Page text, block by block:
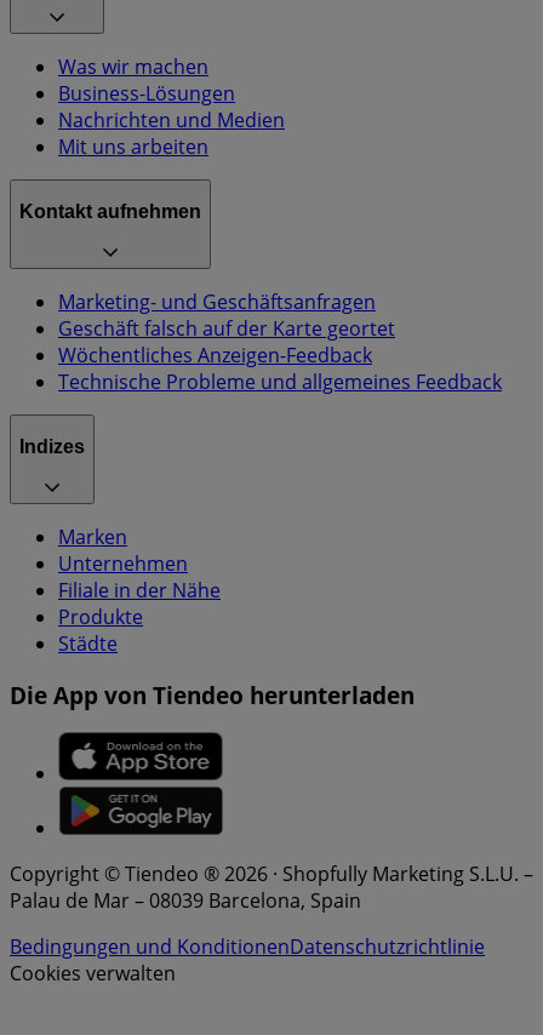
Was wir machen
Business-Lösungen
Nachrichten und Medien
Mit uns arbeiten
Kontakt aufnehmen
Marketing- und Geschäftsanfragen
Geschäft falsch auf der Karte geortet
Wöchentliches Anzeigen-Feedback
Technische Probleme und allgemeines Feedback
Indizes
Marken
Unternehmen
Filiale in der Nähe
Produkte
Städte
Die App von Tiendeo herunterladen
Copyright © Tiendeo ® 2026 · Shopfully Marketing S.L.U. –
Palau de Mar – 08039 Barcelona, Spain
Bedingungen und KonditionenDatenschutzrichtlinie
Cookies verwalten